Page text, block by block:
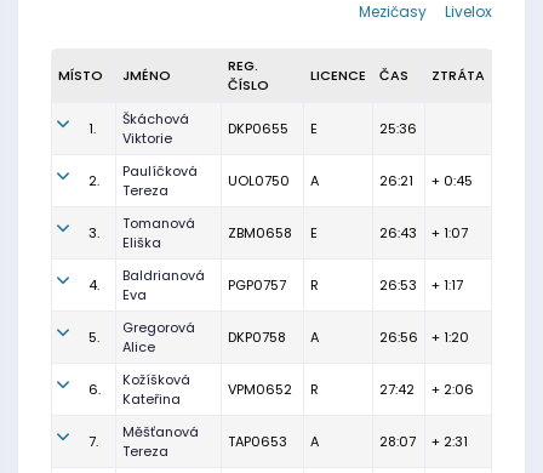
Livelox
Mezičasy
MÍSTO JMÉNO
REG.
ČÍSLO
LICENCE ČAS ZTRÁTA
1.
Škáchová
Viktorie
DKP0655 E 25:36
2.
Paulíčková
Tereza
UOL0750 A 26:21 + 0:45
3.
Tomanová
Eliška
ZBM0658 E 26:43 + 1:07
4.
Baldrianová
Eva
PGP0757 R 26:53 + 1:17
5.
Gregorová
Alice
DKP0758 A 26:56 + 1:20
6.
Kožíšková
Kateřina
VPM0652 R 27:42 + 2:06
7.
Měšťanová
Tereza
TAP0653 A 28:07 + 2:31